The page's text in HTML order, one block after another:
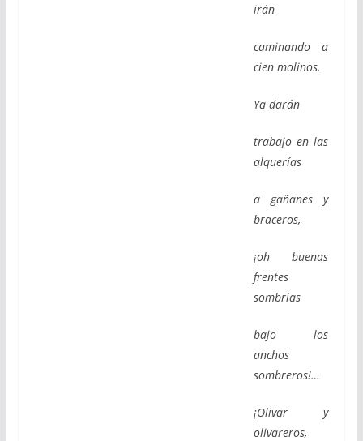
irán
caminando a
cien molinos.
Ya darán
trabajo en las
alquerías
a gañanes y
braceros,
¡oh buenas
frentes
sombrías
bajo los
anchos
sombreros!…
¡Olivar y
olivareros,